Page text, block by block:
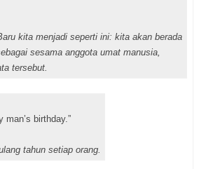
kita menjadi seperti ini: kita akan berada
sesama anggota umat manusia,
tersebut.
man’s birthday.”
tahun setiap orang.